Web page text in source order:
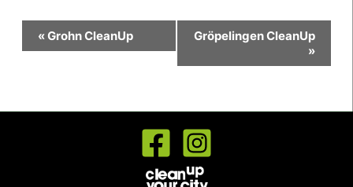
Veranstaltung-
Navigation
«Grohn CleanUp
Gröpelingen CleanUp
»